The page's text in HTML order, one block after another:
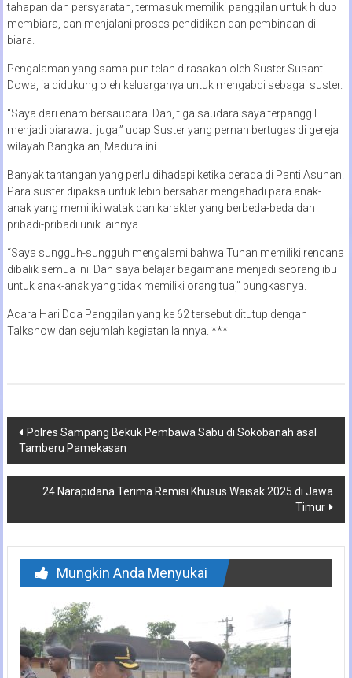
tahapan dan persyaratan, termasuk memiliki panggilan untuk hidup
membiara, dan menjalani proses pendidikan dan pembinaan di
biara.
Pengalaman yang sama pun telah dirasakan oleh Suster Susanti
Dowa, ia didukung oleh keluarganya untuk mengabdi sebagai suster.
“Saya dari enam bersaudara. Dan, tiga saudara saya terpanggil
menjadi biarawati juga,” ucap Suster yang pernah bertugas di gereja
wilayah Bangkalan, Madura ini.
Banyak tantangan yang perlu dihadapi ketika berada di Panti Asuhan.
Para suster dipaksa untuk lebih bersabar mengahadi para anak-
anak yang memiliki watak dan karakter yang berbeda-beda dan
pribadi-pribadi unik lainnya.
“Saya sungguh-sungguh mengalami bahwa Tuhan memiliki rencana
dibalik semua ini. Dan saya belajar bagaimana menjadi seorang ibu
untuk anak-anak yang tidak memiliki orang tua,” pungkasnya.
Acara Hari Doa Panggilan yang ke 62 tersebut ditutup dengan
Talkshow dan sejumlah kegiatan lainnya. ***
Navigasi
pos
Polres Sampang Bekuk Pembawa Sabu di Sokobanah asal
Tamberu Pamekasan
24 Narapidana Terima Remisi Khusus Waisak 2025 di Jawa
Timur
Mungkin Anda Menyukai